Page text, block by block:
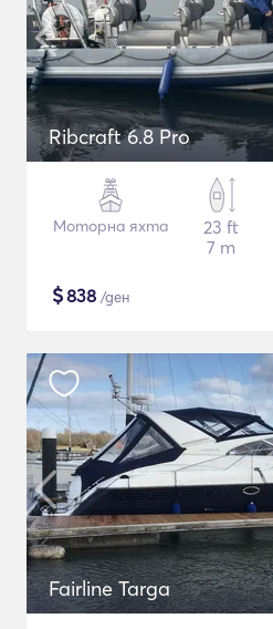
Ribcraft 6.8 Pro
Моторна яхта
23 ft
7 m
$838 /ден
Fairline Targa